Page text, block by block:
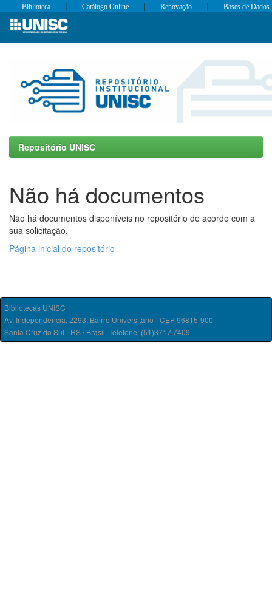
Skip
Biblioteca | Catálogo Online | Renovação | Bases de Dados
Repositório UNISC
Não há documentos
Não há documentos disponíveis no repositório de acordo com a
sua solicitação.
Página inicial do repositório
Bibliotecas UNISC
Av. Independência, 2293, Bairro Universitário - CEP 96815-900
Santa Cruz do Sul - RS / Brasil. Telefone: (51)3717.7409